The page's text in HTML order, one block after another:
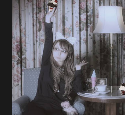
Across the World. pic.twitter.com/
ンド (@LastDiamond2026) July 6,
farmacêutica e construiu sua
como musicista de apoio em
série multimídia que reúne anime,
1MYB , banda oficial da franquia